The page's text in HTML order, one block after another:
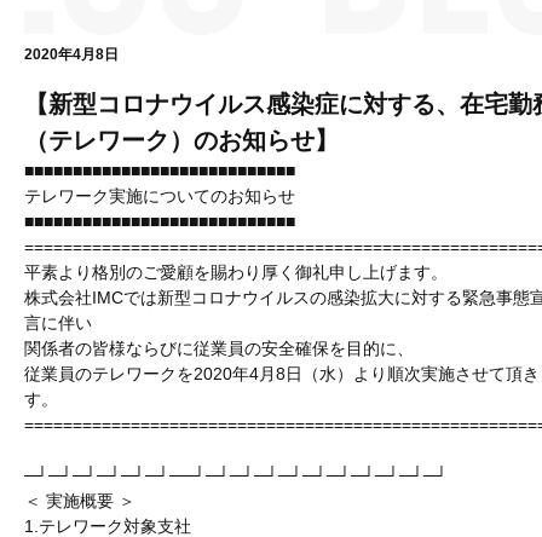
よく
2020年4月8日
【新型コロナウイルス感染症に対する、在宅勤
（テレワーク）のお知らせ】
■■■■■■■■■■■■■■■■■■■■■■■■■■■■
テレワーク実施についてのお知らせ
■■■■■■■■■■■■■■■■■■■■■■■■■■■■
平素より格別のご愛顧を賜わり厚く御礼申し上げます。
株式会社IMCでは新型コロナウイルスの感染拡大に対する緊急事態
言に伴い
関係者の皆様ならびに従業員の安全確保を目的に、
従業員のテレワークを2020年4月8日（水）より順次実施させて頂
す。
─┘─┘─┘─┘─┘─┘──┘─┘─┘─┘─┘─┘─┘─┘─┘─┘─┘
＜ 実施概要 ＞
1.テレワーク対象支社